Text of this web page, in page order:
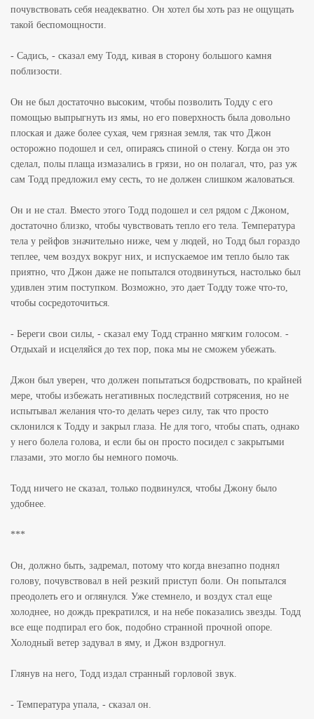
почувствовать себя неадекватно. Он хотел бы хоть раз не ощущать
такой беспомощности.
- Садись, - сказал ему Тодд, кивая в сторону большого камня
поблизости.
Он не был достаточно высоким, чтобы позволить Тодду с его
помощью выпрыгнуть из ямы, но его поверхность была довольно
плоская и даже более сухая, чем грязная земля, так что Джон
осторожно подошел и сел, опираясь спиной о стену. Когда он это
сделал, полы плаща измазались в грязи, но он полагал, что, раз уж
сам Тодд предложил ему сесть, то не должен слишком жаловаться.
Он и не стал. Вместо этого Тодд подошел и сел рядом с Джоном,
достаточно близко, чтобы чувствовать тепло его тела. Температура
тела у рейфов значительно ниже, чем у людей, но Тодд был гораздо
теплее, чем воздух вокруг них, и испускаемое им тепло было так
приятно, что Джон даже не попытался отодвинуться, настолько был
удивлен этим поступком. Возможно, это дает Тодду тоже что-то,
чтобы сосредоточиться.
- Береги свои силы, - сказал ему Тодд странно мягким голосом. -
Отдыхай и исцеляйся до тех пор, пока мы не сможем убежать.
Джон был уверен, что должен попытаться бодрствовать, по крайней
мере, чтобы избежать негативных последствий сотрясения, но не
испытывал желания что-то делать через силу, так что просто
склонился к Тодду и закрыл глаза. Не для того, чтобы спать, однако
у него болела голова, и если бы он просто посидел с закрытыми
глазами, это могло бы немного помочь.
Тодд ничего не сказал, только подвинулся, чтобы Джону было
удобнее.
***
Он, должно быть, задремал, потому что когда внезапно поднял
голову, почувствовал в ней резкий приступ боли. Он попытался
преодолеть его и оглянулся. Уже стемнело, и воздух стал еще
холоднее, но дождь прекратился, и на небе показались звезды. Тодд
все еще подпирал его бок, подобно странной прочной опоре.
Холодный ветер задувал в яму, и Джон вздрогнул.
Глянув на него, Тодд издал странный горловой звук.
- Температура упала, - сказал он.